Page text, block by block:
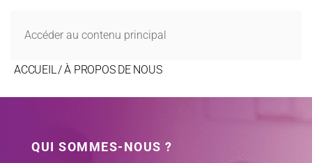
Accéder au contenu principal
ACCUEIL À PROPOS DE NOUS
QUI SOMMES-NOUS ?